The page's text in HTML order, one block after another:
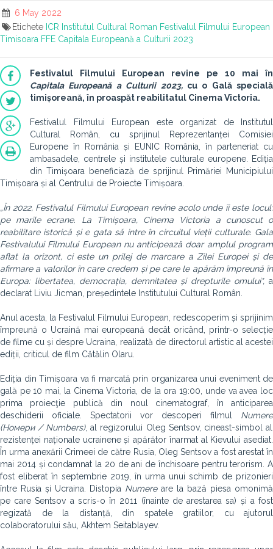
6 May 2022
Etichete ICR Institutul Cultural Roman Festivalul Filmului European
Timisoara FFE Capitala Europeană a Culturii 2023
Festivalul Filmului European revine pe 10 mai în
Capitala Europeană a Culturii 2023,cu o Gală specială
timișoreană, în proaspăt reabilitatul Cinema Victoria.
Festivalul Filmului European este organizat de Institutul
Cultural Român, cu sprijinul Reprezentanței Comisiei
Europene în România și EUNIC România, în parteneriat cu
ambasadele, centrele și institutele culturale europene. Ediția
din Timișoara beneficiază de sprijinul Primăriei Municipiului
Timișoara și al Centrului de Proiecte Timișoara.
„În 2022, Festivalul Filmului European revine acolo unde îi este locul:
pe marile ecrane. La Timișoara, Cinema Victoria a cunoscut o
reabilitare istorică și e gata să intre în circuitul vieții culturale. Gala
Festivalului Filmului European nu anticipează doar amplul program
aflat la orizont, ci este un prilej de marcare a Zilei Europei și de
afirmare a valorilor în care credem și pe care le apărăm împreună în
Europa: libertatea, democrația, demnitatea și drepturile omului", a
declarat Liviu Jicman, președintele Institutului Cultural Român.
Anul acesta, la Festivalul Filmului European, redescoperim și sprijinim
împreună o Ucraină mai europeană decât oricând, printr-o selecție
de filme cu și despre Ucraina, realizată de directorul artistic al acestei
ediții, criticul de film Cătălin Olaru.
Ediția din Timișoara va fi marcată prin organizarea unui eveniment de
gală pe 10 mai, la Cinema Victoria, de la ora 19:00, unde va avea loc
prima proiecţie publică din noul cinematograf, în anticiparea
deschiderii oficiale. Spectatorii vor descoperi filmul Numere
(Номери / Numbers), al regizorului Oleg Sentsov, cineast-simbol al
rezistenței naționale ucrainene și apărător înarmat al Kievului asediat.
În urma anexării Crimeei de către Rusia, Oleg Sentsov a fost arestat în
mai 2014 și condamnat la 20 de ani de închisoare pentru terorism. A
fost eliberat în septembrie 2019, în urma unui schimb de prizonieri
între Rusia și Ucraina. Distopia Numereare la bază piesa omonimă
pe care Sentsov a scris-o în 2011 (înainte de arestarea sa) și a fost
regizată de la distanță, din spatele gratiilor, cu ajutorul
colaboratorului său, Akhtem Seitablayev.